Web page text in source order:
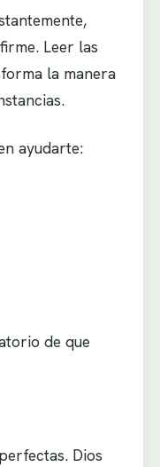
Leer las
la manera
ayudarte:
de que
Dios